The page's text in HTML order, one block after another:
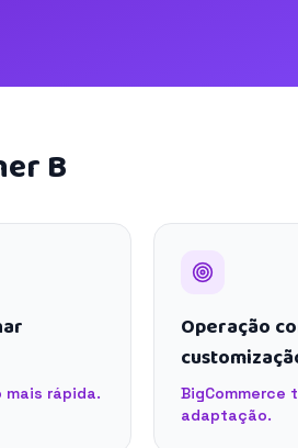
B
rápida.
Operação
BigCommerce
adaptação.